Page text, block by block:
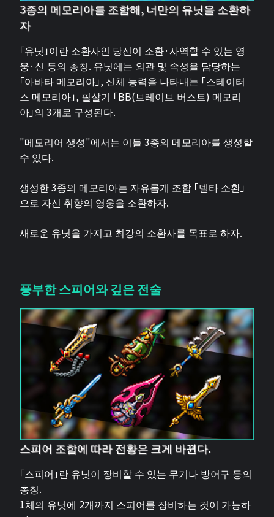
3종의 메모리아를 조합해, 너만의 유닛을 소환하
자
「유닛」이란 소환사인 당신이 소환·사역할 수 있는 영
웅·신 등의 총칭. 유닛에는 외관 및 속성을 담당하는
「아바타 메모리아」, 신체 능력을 나타내는 「스테이터
스 메모리아」, 필살기 「BB(브레이브 버스트) 메모리
아」의 3개로 구성된다.
"메모리어 생성"에서는 이들 3종의 메모리아를 생성할
수 있다.
생성한 3종의 메모리아는 자유롭게 조합 「델타 소환」
으로 자신 취향의 영웅을 소환하자.
새로운 유닛을 가지고 최강의 소환사를 목표로 하자.
풍부한 스피어와 깊은 전술
스피어 조합에 따라 전황은 크게 바뀐다.
「스피어」란 유닛이 장비할 수 있는 무기나 방어구 등의
총칭.
1체의 유닛에 2개까지 스피어를 장비하는 것이 가능하